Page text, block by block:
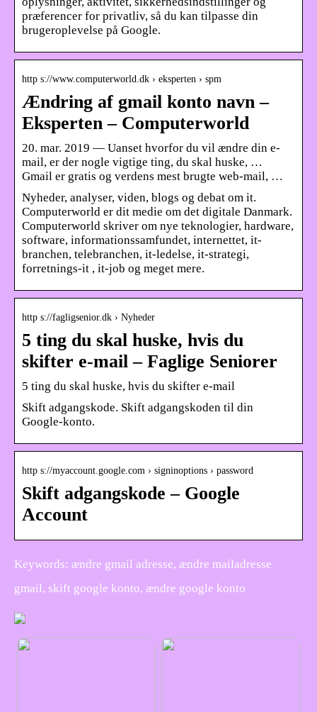
præferencer for privatliv, så du kan tilpasse din
brugeroplevelse på Google.
http s://www.computerworld.dk › eksperten › spm
Ændring af gmail konto navn –
Eksperten – Computerworld
20. mar. 2019 — Uanset hvorfor du vil ændre din e-
mail, er der nogle vigtige ting, du skal huske, …
Gmail er gratis og verdens mest brugte web-mail, …
Nyheder, analyser, viden, blogs og debat om it.
Computerworld er dit medie om det digitale Danmark.
Computerworld skriver om nye teknologier, hardware,
software, informationssamfundet, internettet, it-
branchen, telebranchen, it-ledelse, it-strategi,
forretnings-it , it-job og meget mere.
http s://fagligsenior.dk › Nyheder
5 ting du skal huske, hvis du
skifter e-mail – Faglige Seniorer
5 ting du skal huske, hvis du skifter e-mail
Skift adgangskode. Skift adgangskoden til din
Google-konto.
http s://myaccount.google.com › signinoptions › password
Skift adgangskode – Google
Account
Keywords: ændre gmail adresse, ændre mailadresse
gmail, skift google konto, ændre google konto